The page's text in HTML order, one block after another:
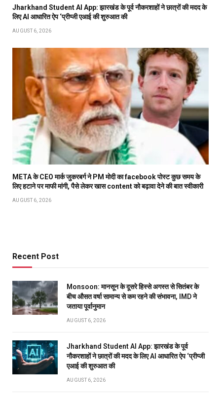
Jharkhand Student AI App: झारखंड के पूर्व नौकरशाहों ने छात्रों की मदद के
लिए AI आधारित ऐप ‘प्रीप्जी एआई की शुरुआत की
AUGUST 6, 2026
META के CEO मार्क जुकरबर्ग ने PM मोदी का facebook पोस्ट कुछ समय के
लिए हटाने पर माफी मांगी, पैसे लेकर खास content को बढ़ावा देने की बात स्वीकारी
AUGUST 6, 2026
Recent Post
Monsoon: मानसून के दूसरे हिस्से अगस्त से सितंबर के
बीच औसत वर्षा सामान्य से कम रहने की संभावना, IMD ने
जताया पूर्वानुमान
AUGUST 6, 2026
Jharkhand Student AI App: झारखंड के पूर्व
नौकरशाहों ने छात्रों की मदद के लिए AI आधारित ऐप ‘प्रीप्जी
एआई की शुरुआत की
AUGUST 6, 2026